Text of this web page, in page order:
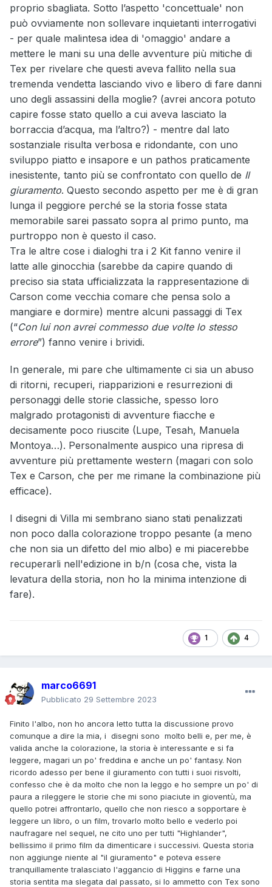
proprio sbagliata. Sotto l’aspetto 'concettuale' non
può ovviamente non sollevare inquietanti interrogativi
- per quale malintesa idea di 'omaggio' andare a
mettere le mani su una delle avventure più mitiche di
Tex per rivelare che questi aveva fallito nella sua
tremenda vendetta lasciando vivo e libero di fare danni
uno degli assassini della moglie? (avrei ancora potuto
capire fosse stato quello a cui aveva lasciato la
borraccia d’acqua, ma l’altro?) - mentre dal lato
sostanziale risulta verbosa e ridondante, con uno
sviluppo piatto e insapore e un pathos praticamente
inesistente, tanto più se confrontato con quello de Il
giuramento. Questo secondo aspetto per me è di gran
lunga il peggiore perché se la storia fosse stata
memorabile sarei passato sopra al primo punto, ma
purtroppo non è questo il caso.
Tra le altre cose i dialoghi tra i 2 Kit fanno venire il
latte alle ginocchia (sarebbe da capire quando di
preciso sia stata ufficializzata la rappresentazione di
Carson come vecchia comare che pensa solo a
mangiare e dormire) mentre alcuni passaggi di Tex
(“Con lui non avrei commesso due volte lo stesso
errore”) fanno venire i brividi.
In generale, mi pare che ultimamente ci sia un abuso
di ritorni, recuperi, riapparizioni e resurrezioni di
personaggi delle storie classiche, spesso loro
malgrado protagonisti di avventure fiacche e
decisamente poco riuscite (Lupe, Tesah, Manuela
Montoya…). Personalmente auspico una ripresa di
avventure più prettamente western (magari con solo
Tex e Carson, che per me rimane la combinazione più
efficace).
I disegni di Villa mi sembrano siano stati penalizzati
non poco dalla colorazione troppo pesante (a meno
che non sia un difetto del mio albo) e mi piacerebbe
recuperarli nell'edizione in b/n (cosa che, vista la
levatura della storia, non ho la minima intenzione di
fare).
1 4
marco6691
Pubblicato 29 Settembre 2023
Finito l'albo, non ho ancora letto tutta la discussione provo
comunque a dire la mia, i disegni sono molto belli e, per me, è
valida anche la colorazione, la storia è interessante e si fa
leggere, magari un po' freddina e anche un po' fantasy. Non
ricordo adesso per bene il giuramento con tutti i suoi risvolti,
confesso che è da molto che non la leggo e ho sempre un po' di
paura a rileggere le storie che mi sono piaciute in gioventù, ma
quello potrei affrontarlo, quello che non riesco a sopportare è
leggere un libro, o un film, trovarlo molto bello e vederlo poi
naufragare nel sequel, ne cito uno per tutti "Highlander",
bellissimo il primo film da dimenticare i successivi. Questa storia
non aggiunge niente al "il giuramento" e poteva essere
tranquillamente tralasciato l'aggancio di Higgins e farne una
storia sentita ma slegata dal passato, si lo ammetto con Tex sono